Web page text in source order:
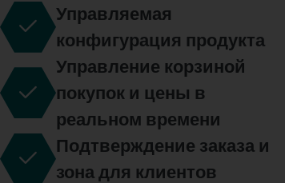
Управляемая
конфигурация продукта
Управление корзиной
покупок и цены в
реальном времени
Подтверждение заказа и
зона для клиентов